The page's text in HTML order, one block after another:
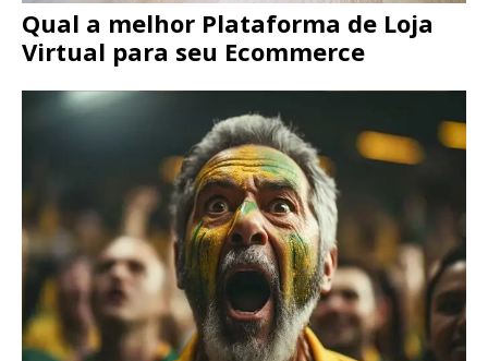
Qual a melhor Plataforma de Loja
Virtual para seu Ecommerce